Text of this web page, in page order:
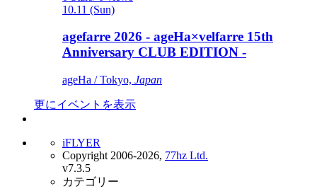
10.11 (Sun)
agefarre 2026 - ageHa×velfarre 15th
Anniversary CLUB EDITION -
ageHa / Tokyo, Japan
更にイベントを表示
iFLYER
Copyright 2006-2026, 77hz Ltd.
v7.3.5
カテゴリー